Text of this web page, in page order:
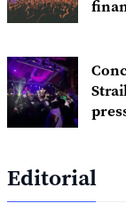
Editorial